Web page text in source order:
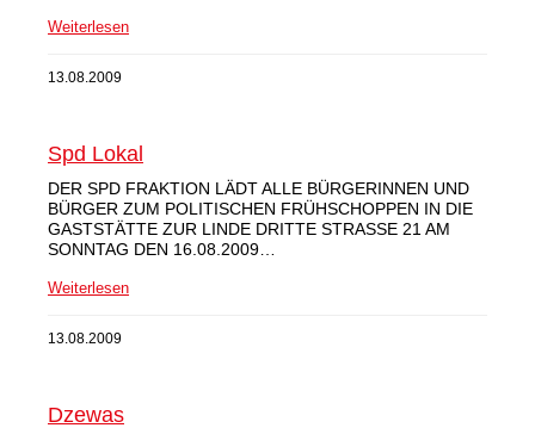
Weiterlesen
13.08.2009
Spd Lokal
DER SPD FRAKTION LÄDT ALLE BÜRGERINNEN UND
BÜRGER ZUM POLITISCHEN FRÜHSCHOPPEN IN DIE
GASTSTÄTTE ZUR LINDE DRITTE STRASSE 21 AM
SONNTAG DEN 16.08.2009…
Weiterlesen
13.08.2009
Dzewas